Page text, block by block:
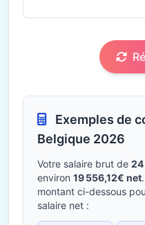
Exemples de
Belgique 2026
Votre salaire brut de 24
environ 19 556,12€ net
montant ci-dessous
salaire net :